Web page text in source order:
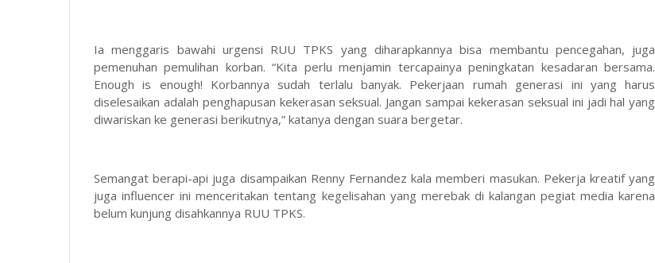
Ia menggaris bawahi urgensi RUU TPKS yang diharapkannya bisa membantu pencegahan, juga
pemenuhan pemulihan korban. “Kita perlu menjamin tercapainya peningkatan kesadaran bersama.
Enough is enough! Korbannya sudah terlalu banyak. Pekerjaan rumah generasi ini yang harus
diselesaikan adalah penghapusan kekerasan seksual. Jangan sampai kekerasan seksual ini jadi hal yang
diwariskan ke generasi berikutnya,” katanya dengan suara bergetar.
Semangat berapi-api juga disampaikan Renny Fernandez kala memberi masukan. Pekerja kreatif yang
juga influencer ini menceritakan tentang kegelisahan yang merebak di kalangan pegiat media karena
belum kunjung disahkannya RUU TPKS.